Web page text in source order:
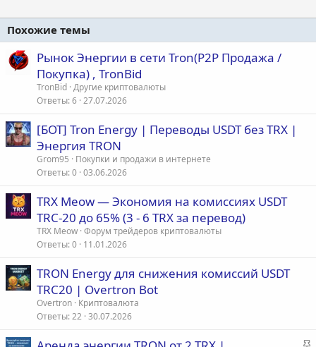
Похожие темы
Рынок Энергии в сети Tron(P2P Продажа /
Покупка) , TronBid
TronBid Другие криптовалюты
Ответы 6 27.07.2026
[БОТ] Tron Energy | Переводы USDT без TRX |
Энергия TRON
Grom95
Покупки и продажи в интернете
Ответы 0 03.06.2026
TRX Meow — Экономия на комиссиях USDT
TRC-20 до 65% (3 - 6 TRX за перевод)
TRX Meow Форум трейдеров криптовалюты
Ответы 0 11.01.2026
TRON Energy для снижения комиссий USDT
TRC20 | Overtron Bot
Overtron Криптовалюта
Ответы 22 30.07.2026
З